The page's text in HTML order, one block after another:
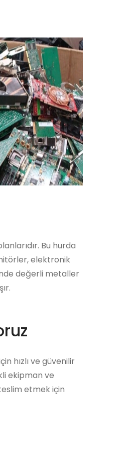
Bu hurda
elektronik
değerli metaller
hızlı ve güvenilir
ekipman ve
etmek için